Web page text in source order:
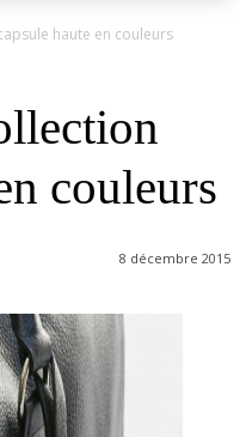
haute en couleurs
couleurs
8 décembre 2015